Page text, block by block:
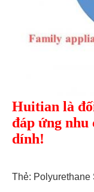
Huitian là
đáp ứng nhu
dính!
Thẻ: Polyurethane